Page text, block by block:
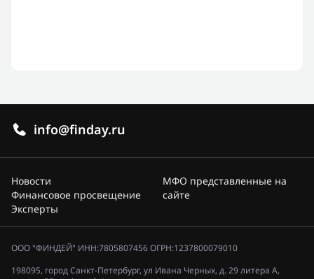
info@finday.ru
Новости
Финансовое просвещение
Эксперты
МФО представленные на
сайте
ООО "ФИНДЕЙ" ИНН:7805807456 ОГРН:1237800079010
198095, город Санкт-Петербург, ул Ивана Черных, д. 29 литера А,